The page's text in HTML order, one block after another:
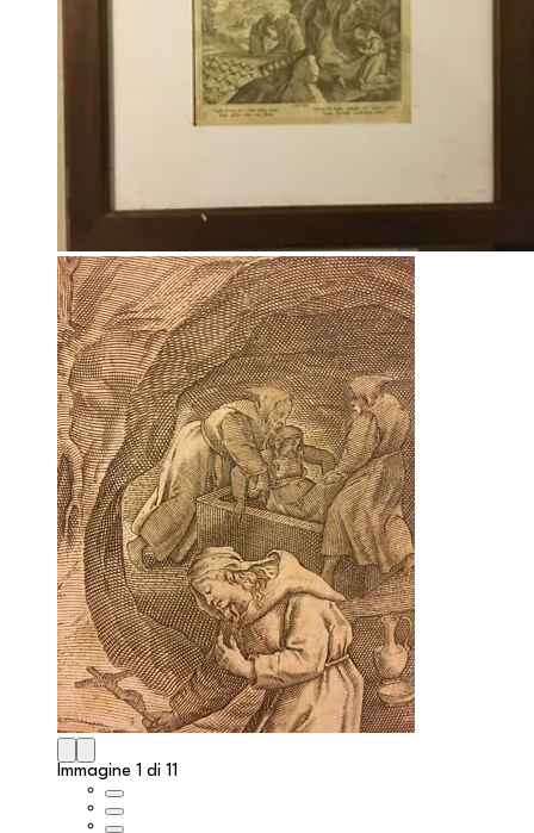
Immagine 1 di 11